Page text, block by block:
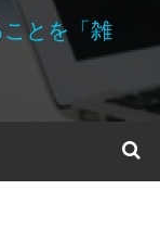
とを「雑